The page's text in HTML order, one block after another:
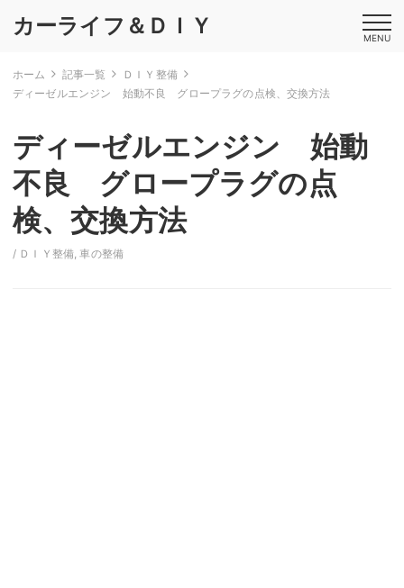
カーライフ＆ＤＩＹ MENU
ホーム 記事一覧
ＤＩＹ整備
ディーゼルエンジン 始動不良 グロープラグの点検、交換方法
ディーゼルエンジン 始動
不良 グロープラグの点
検、交換方法
/ ＤＩＹ整備,車の整備